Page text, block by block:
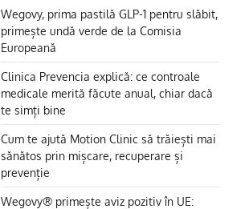
Wegovy, prima pastilă GLP-1 pentru slăbit,
primește undă verde de la Comisia
Europeană
Clinica Prevencia explică: ce controale
medicale merită făcute anual, chiar dacă
te simți bine
Cum te ajută Motion Clinic să trăiești mai
sănătos prin mișcare, recuperare și
prevenție
Wegovy® primește aviz pozitiv în UE: